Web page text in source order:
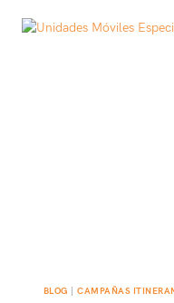
BLOG |CAMPAÑAS